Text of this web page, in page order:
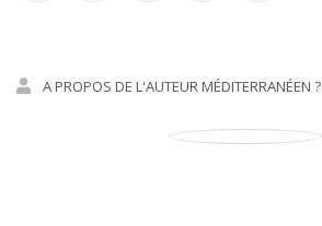
A PROPOS DE L'AUTEUR MÉDITERRANÉEN ?